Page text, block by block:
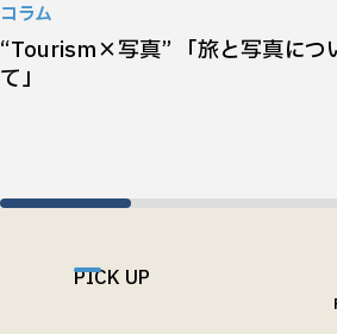
コラム
“Tourism×写真” 「旅と写真につ
て」
PICK UP